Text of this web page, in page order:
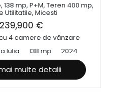
mp, P+M, Teren 400 mp,
Utilitatile, Micesti
239,900 €
4 camere de vânzare
Iulia
138 mp 2024
multe detalii